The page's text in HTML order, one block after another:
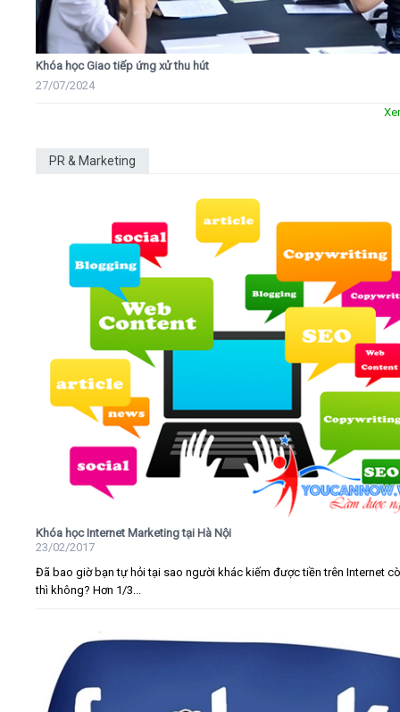
Khóa học Giao tiếp ứng xử thu hút
27/07/2024
PR & Marketing
Khóa học Internet Marketing tại Hà Nội
23/02/2017
Đã bao giờ bạn tự hỏi tại sao người khác kiếm được tiền trên Internet
thì không? Hơn 1/3...